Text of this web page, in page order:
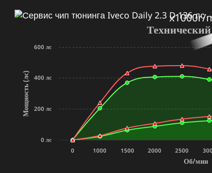
x1000r/
Об/мин
Мощность (лс)
0 1000 1500 2000 2500
0 лс
200 лс
400 лс
600 лс